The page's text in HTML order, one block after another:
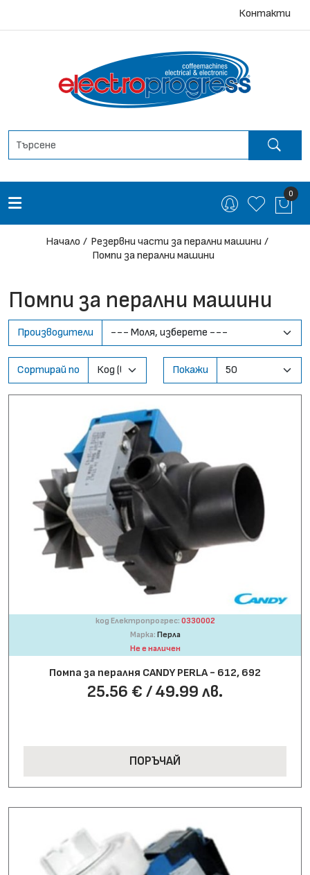
Контакти
0
Начало
Резервни части за перални машини
Помпи за перални машини
Помпи за перални машини
Производители
Сортирай по Покажи
код Електропрогрес: 0330002
Марка: Перла
Не е наличен
Помпа за пералня CANDY PERLA - 612, 692
25.56 € / 49.99 лв.
ПОРЪЧАЙ